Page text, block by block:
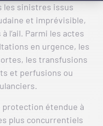
les sinistres issus
et imprévisible,
l’ail. Parmi les actes
en urgence, les
les transfusions
et perfusions ou
étendue à
plus concurrentiels